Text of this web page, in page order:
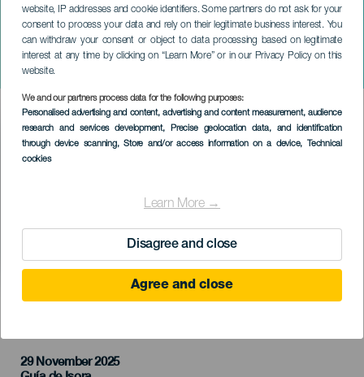
website, IP addresses and cookie identifiers. Some partners do not ask for your
consent to process your data and rely on their legitimate business interest. You
can withdraw your consent or object to data processing based on legitimate
interest at any time by clicking on “Learn More” or in our Privacy Policy on this
website.
We and our partners process data for the following purposes:
Personalised advertising and content, advertising and content measurement, audience
research and services development, Precise geolocation data, and identification
through device scanning, Store and/or access information on a device, Technical
cookies
Learn More →
Disagree and close
Agree and close
Gwen Thomas na koncertě
TENERIFE
Imagen
Listado
29 November 2025